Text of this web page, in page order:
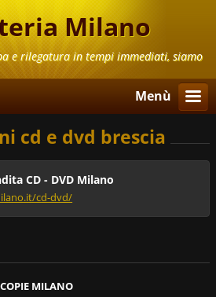
Milano
e rilegatura in tempi immediati, siamo
il Sabato e la Domenica
Menù
cd e dvd brescia
CD - DVD Milano
cd-dvd/
MILANO